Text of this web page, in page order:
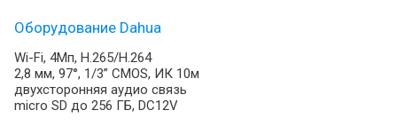
Оборудование Dahua
Wi-Fi, 4Мп, H.265/H.264
2,8 мм, 97°, 1/3” CMOS, ИК 10м
двухсторонняя аудио связь
micro SD до 256 ГБ, DC12V